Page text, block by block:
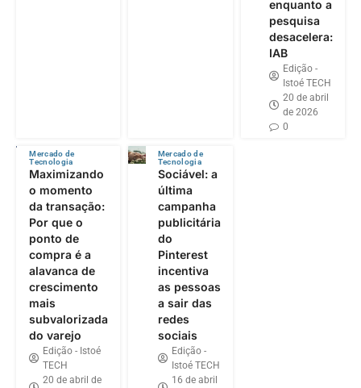
enquanto a
pesquisa
desacelera:
IAB
Edição -
Istoé TECH
20 de abril
de 2026
0
Mercado de
Tecnologia
Maximizando
o momento
da transação:
Por que o
ponto de
compra é a
alavanca de
crescimento
mais
subvalorizada
do varejo
Edição - Istoé
TECH
20 de abril de
Mercado de
Tecnologia
Sociável: a
última
campanha
publicitária
do
Pinterest
incentiva
as pessoas
a sair das
redes
sociais
Edição -
Istoé TECH
16 de abril